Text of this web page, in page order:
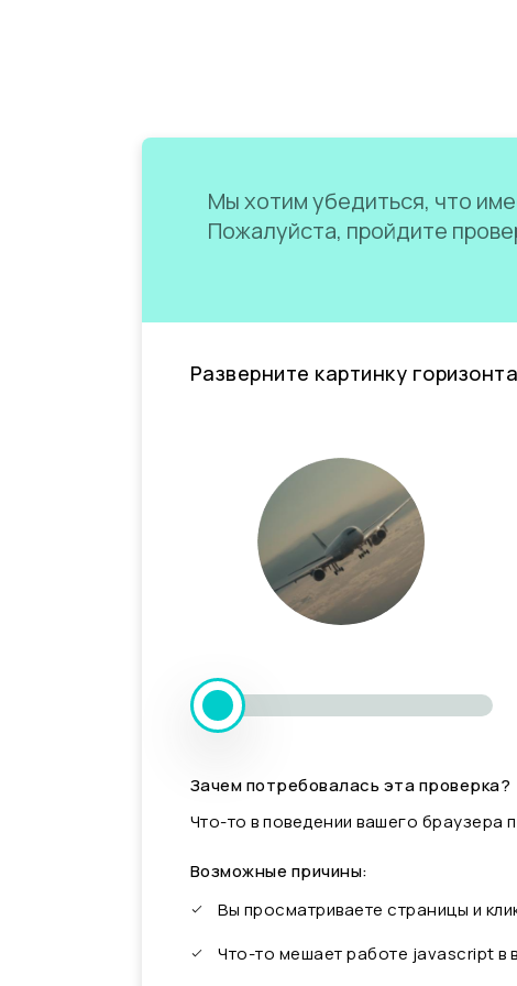
Мы хотим убедиться, что
Пожалуйста, пройдите
Разверните картинку
Зачем потребовалась эта проверка?
Что-то в поведении вашего браузера
Возможные причины:
Вы просматриваете страницы и
Что-то мешает работе javascript в